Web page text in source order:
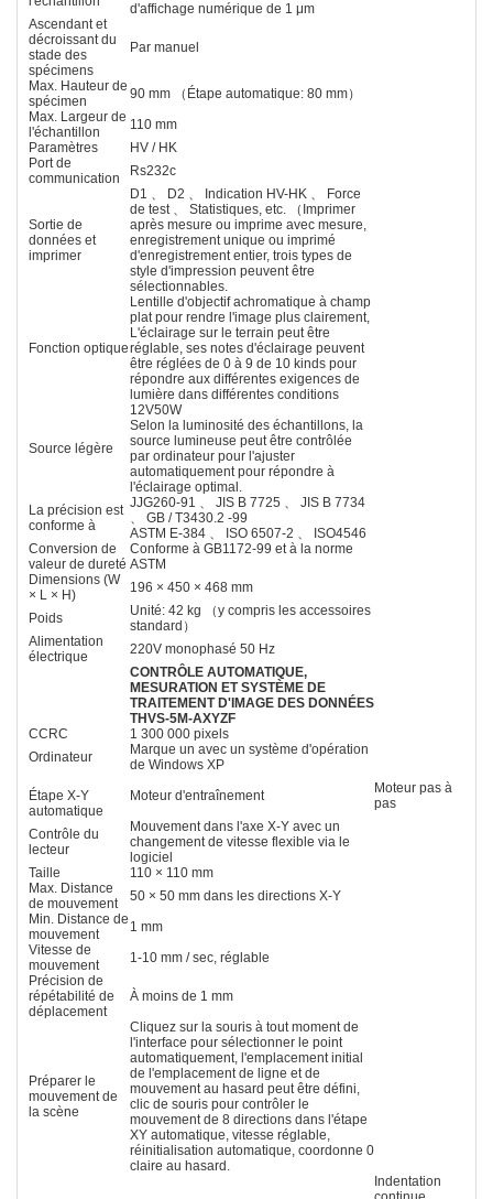
d'affichage numérique de 1 μm
Ascendant et
décroissant du
stade des
spécimens
Par manuel
Max. Hauteur de
spécimen
90 mm （Étape automatique: 80 mm）
Max. Largeur de
l'échantillon
110 mm
Paramètres
HV / HK
Port de
communication
Rs232c
Sortie de
données et
imprimer
D1 、 D2 、 Indication HV-HK 、 Force
de test 、 Statistiques, etc. （Imprimer
après mesure ou imprime avec mesure,
enregistrement unique ou imprimé
d'enregistrement entier, trois types de
style d'impression peuvent être
sélectionnables.
Fonction optique
Lentille d'objectif achromatique à champ
plat pour rendre l'image plus clairement,
L'éclairage sur le terrain peut être
réglable, ses notes d'éclairage peuvent
être réglées de 0 à 9 de 10 kinds pour
répondre aux différentes exigences de
lumière dans différentes conditions
Source légère
12V50W
Selon la luminosité des échantillons, la
source lumineuse peut être contrôlée
par ordinateur pour l'ajuster
automatiquement pour répondre à
l'éclairage optimal.
La précision est
conforme à
JJG260-91 、 JIS B 7725 、 JIS B 7734
、 GB / T3430.2 -99
ASTM E-384 、 ISO 6507-2 、 ISO4546
Conversion de
valeur de dureté
Conforme à GB1172-99 et à la norme
ASTM
Dimensions (W
× L × H)
196 × 450 × 468 mm
Poids
Unité: 42 kg （y compris les accessoires
standard）
Alimentation
électrique
220V monophasé 50 Hz
CONTRÔLE AUTOMATIQUE,
MESURATION ET SYSTÈME DE
TRAITEMENT D'IMAGE DES DONNÉES
THVS-5M-AXYZF
CCRC
1 300 000 pixels
Ordinateur
Marque un avec un système d'opération
de Windows XP
Étape X-Y
automatique
Moteur d'entraînement
Moteur pas à
pas
Contrôle du
lecteur
Mouvement dans l'axe X-Y avec un
changement de vitesse flexible via le
logiciel
Taille
110 × 110 mm
Max. Distance
de mouvement
50 × 50 mm dans les directions X-Y
Min. Distance de
mouvement
1 mm
Vitesse de
mouvement
1-10 mm / sec, réglable
Précision de
répétabilité de
déplacement
À moins de 1 mm
Préparer le
mouvement de
la scène
Cliquez sur la souris à tout moment de
l'interface pour sélectionner le point
automatiquement, l'emplacement initial
de l'emplacement de ligne et de
mouvement au hasard peut être défini,
clic de souris pour contrôler le
mouvement de 8 directions dans l'étape
XY automatique, vitesse réglable,
réinitialisation automatique, coordonne 0
claire au hasard.
Indentation